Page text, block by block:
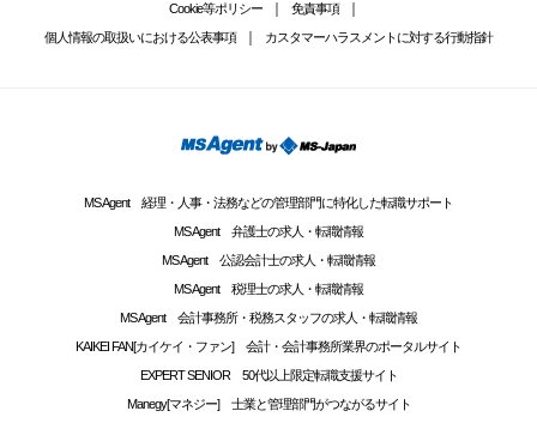
Cookie等ポリシー
免責事項
個人情報の取扱いにおける公表事項
カスタマーハラスメントに対する行動指針
MS Agent 経理・人事・法務などの管理部門に特化した転職サポート
MS Agent 弁護士の求人・転職情報
MS Agent 公認会計士の求人・転職情報
MS Agent 税理士の求人・転職情報
MS Agent 会計事務所・税務スタッフの求人・転職情報
KAIKEI FAN[カイケイ・ファン] 会計・会計事務所業界のポータルサイト
EXPERT SENIOR 50代以上限定転職支援サイト
Manegy[マネジー] 士業と管理部門がつながるサイト